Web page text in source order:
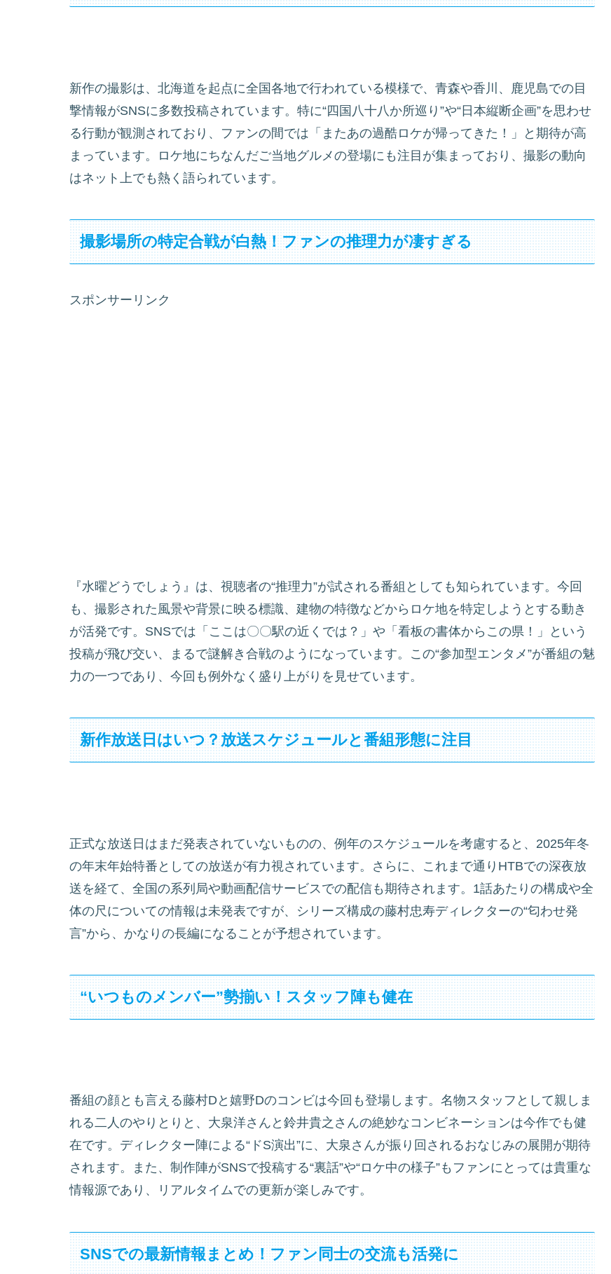
新作の撮影は、北海道を起点に全国各地で行われている模様で、青森や香川、鹿児島での目
撃情報がSNSに多数投稿されています。特に“四国八十八か所巡り”や“日本縦断企画”を思わせ
る行動が観測されており、ファンの間では「またあの過酷ロケが帰ってきた！」と期待が高
まっています。ロケ地にちなんだご当地グルメの登場にも注目が集まっており、撮影の動向
はネット上でも熱く語られています。
撮影場所の特定合戦が白熱！ファンの推理力が凄すぎる
スポンサーリンク
『水曜どうでしょう』は、視聴者の“推理力”が試される番組としても知られています。今回
も、撮影された風景や背景に映る標識、建物の特徴などからロケ地を特定しようとする動き
が活発です。SNSでは「ここは〇〇駅の近くでは？」や「看板の書体からこの県！」という
投稿が飛び交い、まるで謎解き合戦のようになっています。この“参加型エンタメ”が番組の魅
力の一つであり、今回も例外なく盛り上がりを見せています。
新作放送日はいつ？放送スケジュールと番組形態に注目
正式な放送日はまだ発表されていないものの、例年のスケジュールを考慮すると、2025年冬
の年末年始特番としての放送が有力視されています。さらに、これまで通りHTBでの深夜放
送を経て、全国の系列局や動画配信サービスでの配信も期待されます。1話あたりの構成や全
体の尺についての情報は未発表ですが、シリーズ構成の藤村忠寿ディレクターの“匂わせ発
言”から、かなりの長編になることが予想されています。
“いつものメンバー”勢揃い！スタッフ陣も健在
番組の顔とも言える藤村Dと嬉野Dのコンビは今回も登場します。名物スタッフとして親しま
れる二人のやりとりと、大泉洋さんと鈴井貴之さんの絶妙なコンビネーションは今作でも健
在です。ディレクター陣による“ドS演出”に、大泉さんが振り回されるおなじみの展開が期待
されます。また、制作陣がSNSで投稿する“裏話”や“ロケ中の様子”もファンにとっては貴重な
情報源であり、リアルタイムでの更新が楽しみです。
SNSでの最新情報まとめ！ファン同士の交流も活発に